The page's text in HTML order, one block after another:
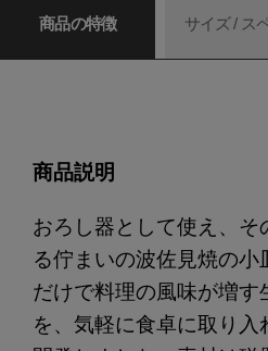
商品の特徴 サイズ / ス
商品説明
おろし器として使え、そ
る佇まいの波佐見焼の小
だけで料理の風味が増す
を、気軽に食卓に取り入